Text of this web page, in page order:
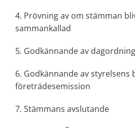
4. Prövning av om stämman
sammankallad
5. Godkännande av dagordning
6. Godkännande av styrelsens
företrädesemission
7. Stämmans avslutande